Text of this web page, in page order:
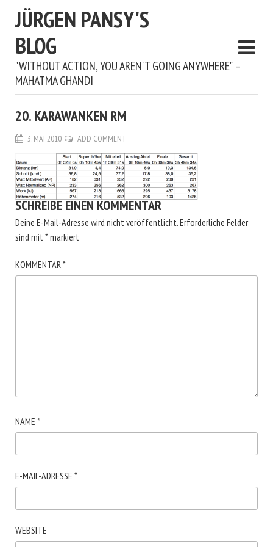
JÜRGEN PANSY'S
BLOG
"WITHOUT ACTION, YOU AREN'T GOING ANYWHERE" –
MAHATMA GHANDI
20. KARAWANKEN RM
3. MAI 2010 ADD COMMENT
SCHREIBE EINEN KOMMENTAR
Deine E-Mail-Adresse wird nicht veröffentlicht.Erforderliche Felder
sind mit*markiert
KOMMENTAR*
NAME *
E-MAIL-ADRESSE *
WEBSITE